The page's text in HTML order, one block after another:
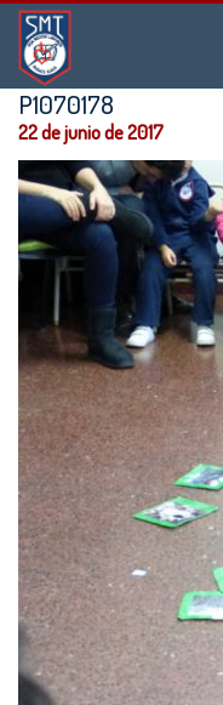
Instituto
San
Martín
de
Tours
P1070178
22 de junio de 2017